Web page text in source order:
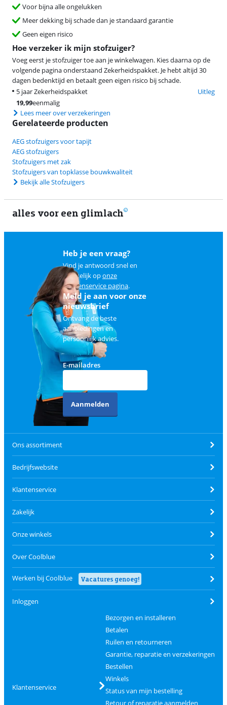
Voor bijna alle ongelukken
Meer dekking bij schade dan je standaard garantie
Geen eigen risico
Hoe verzeker ik mijn stofzuiger?
Voeg eerst je stofzuiger toe aan je winkelwagen. Kies daarna op de
volgende pagina onderstaand Zekerheidspakket. Je hebt altijd 30
dagen bedenktijd en betaalt geen eigen risico bij schade.
5 jaar Zekerheidspakket
Uitleg
19,99eenmalig
Lees meer over verzekeringen
Gerelateerde producten
AEG stofzuigers voor tapijt
AEG stofzuigers
Stofzuigers met zak
Stofzuigers van topklasse bouwkwaliteit
Bekijk alle Stofzuigers
alles voor een glimlach
Heb je een vraag?
Vind je antwoord snel en
makkelijk oponze
klantenservice pagina.
Meld je aan voor onze
nieuwsbrief
Ontvang de beste
aanbiedingen en
persoonlijk advies.
E-mailadres
Aanmelden
Ons assortiment
Bedrijfswebsite
Klantenservice
Zakelijk
Onze winkels
Over Coolblue
Werken bij Coolblue Vacatures genoeg!
Inloggen
Klantenservice
Bezorgen en installeren
Betalen
Ruilen en retourneren
Garantie, reparatie en verzekeringen
Bestellen
Winkels
Status van mijn bestelling
Retour of reparatie aanmelden